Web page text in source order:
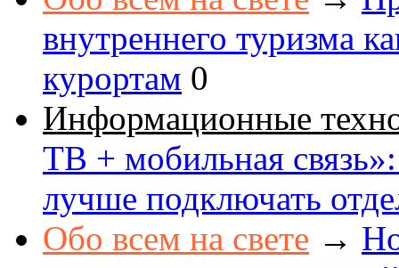
внутреннего туризма
курортам 0
Информационные
ТВ + мобильная
лучше подключать
Обо всем на свете →